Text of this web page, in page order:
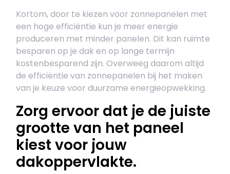
Kortom, door te kiezen voor zonnepanelen met
een hoge efficiëntie kun je meer energie
produceren met minder panelen. Dit kan ruimte
besparen op je dak en op lange termijn
kostenbesparend zijn. Overweeg daarom altijd
de efficiëntie van zonnepanelen bij het maken
van je keuze voor duurzame energieopwekking.
Zorg ervoor dat je de juiste
grootte van het paneel
kiest voor jouw
dakoppervlakte.